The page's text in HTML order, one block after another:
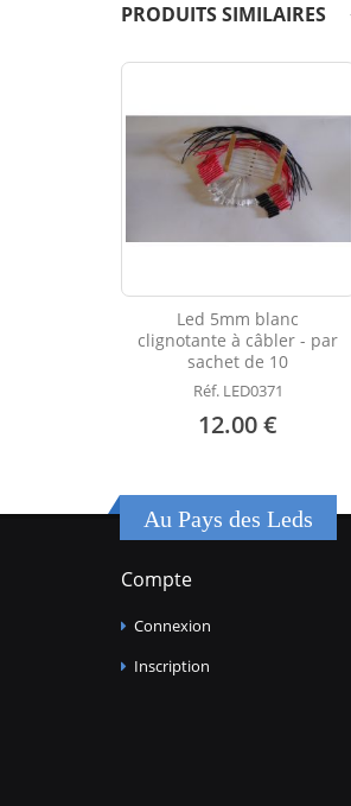
PRODUITS SIMILAIRES
Led 5mm blanc
clignotante à câbler - par
sachet de 10
Réf. LED0371
12.00 €
Au Pays des Leds
Compte
Connexion
Inscription